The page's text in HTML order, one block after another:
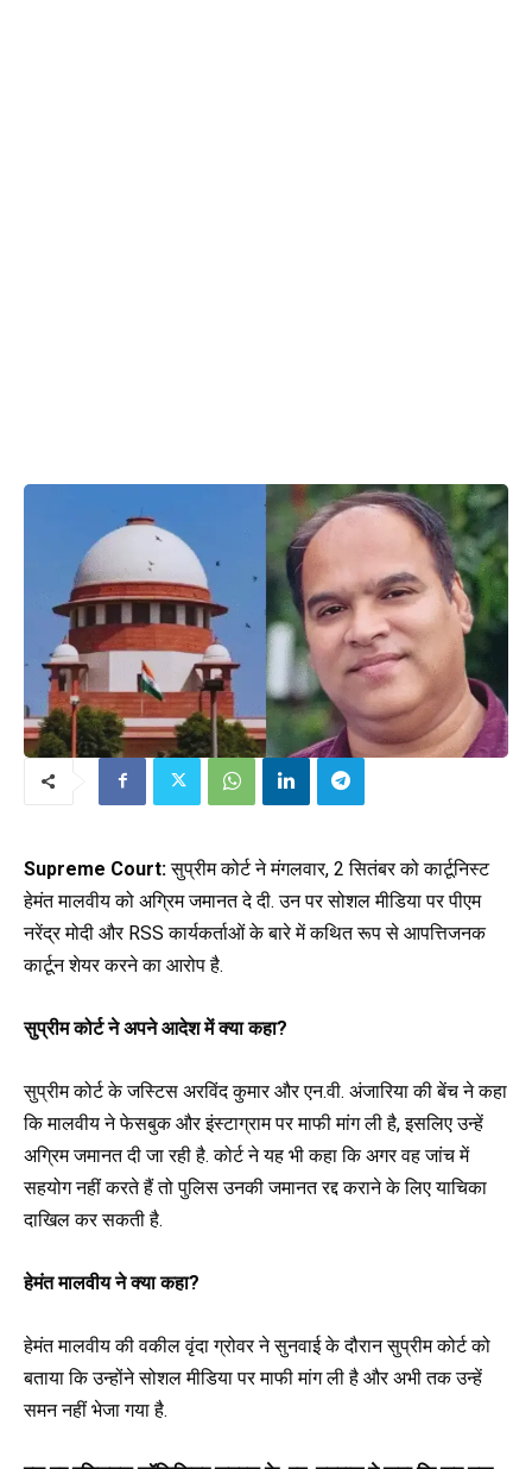
Supreme Court:सुप्रीम कोर्ट ने मंगलवार, 2 सितंबर को कार्टूनिस्ट
हेमंत मालवीय को अग्रिम जमानत दे दी. उन पर सोशल मीडिया पर पीएम
नरेंद्र मोदी और RSS कार्यकर्ताओं के बारे में कथित रूप से आपत्तिजनक
कार्टून शेयर करने का आरोप है.
सुप्रीम कोर्ट ने अपने आदेश में क्या कहा?
सुप्रीम कोर्ट के जस्टिस अरविंद कुमार और एन.वी. अंजारिया की बेंच ने कहा
कि मालवीय ने फेसबुक और इंस्टाग्राम पर माफी मांग ली है, इसलिए उन्हें
अग्रिम जमानत दी जा रही है. कोर्ट ने यह भी कहा कि अगर वह जांच में
सहयोग नहीं करते हैं तो पुलिस उनकी जमानत रद्द कराने के लिए याचिका
दाखिल कर सकती है.
हेमंत मालवीय ने क्या कहा?
हेमंत मालवीय की वकील वृंदा ग्रोवर ने सुनवाई के दौरान सुप्रीम कोर्ट को
बताया कि उन्होंने सोशल मीडिया पर माफी मांग ली है और अभी तक उन्हें
समन नहीं भेजा गया है.